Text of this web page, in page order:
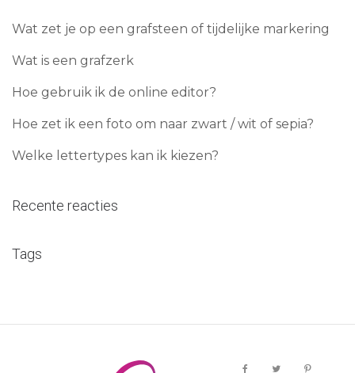
Wat zet je op een grafsteen of tijdelijke markering
Wat is een grafzerk
Hoe gebruik ik de online editor?
Hoe zet ik een foto om naar zwart / wit of sepia?
Welke lettertypes kan ik kiezen?
Recente reacties
Tags